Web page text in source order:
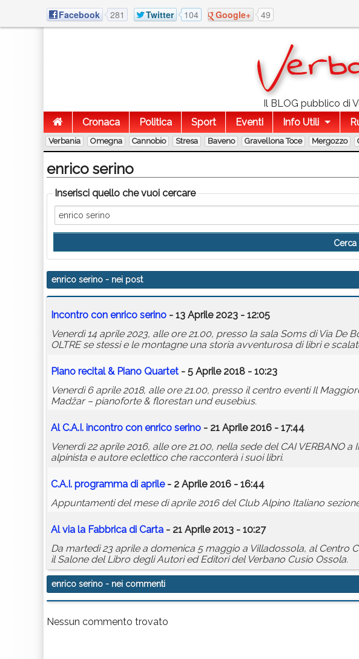
Facebook 281 Twitter 104 Google+ 49
Il BLOG pubblico di
Cronaca
Politica Sport Eventi Info Utili
Verbania Omegna Cannobio Stresa Baveno Gravellona Toce Mergozzo
enrico serino
Inserisci quello che vuoi cercare
enrico serino - nei post
Incontro con enrico serino - 13 Aprile 2023 - 12:05
Venerdì 14 aprile 2023, alle ore 21.00, presso la sala Soms di Via De
OLTRE se stessi e le montagne una storia avventurosa di libri e
Piano recital & Piano Quartet - 5 Aprile 2018 - 10:23
Venerdì 6 aprile 2018, alle ore 21.00, presso il centro eventi Il
Madžar – pianoforte & florestan und eusebius.
Al C.A.I. incontro con enrico serino - 21 Aprile 2016 - 17:44
Venerdì 22 aprile 2016, alle ore 21.00, nella sede del CAI VERBANO
alpinista e autore eclettico che racconterà i suoi libri.
C.A.I. programma di aprile- 2 Aprile 2016 - 16:44
Appuntamenti del mese di aprile 2016 del Club Alpino Italiano
Al via la Fabbrica di Carta - 21 Aprile 2013 - 10:27
Da martedì 23 aprile a domenica 5 maggio a Villadossola, al Centro
il Salone del Libro degli Autori ed Editori del Verbano Cusio Ossola.
enrico serino - nei commenti
Nessun commento trovato